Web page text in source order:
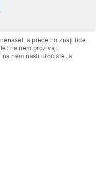
a přece ho znají lidé
na něm prožívají
něm našli útočiště, a